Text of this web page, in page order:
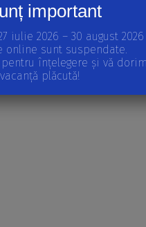
important
iulie 2026 – 30 august 2026
online sunt suspendate.
înțelegere și vă dorim
vacanță plăcută!